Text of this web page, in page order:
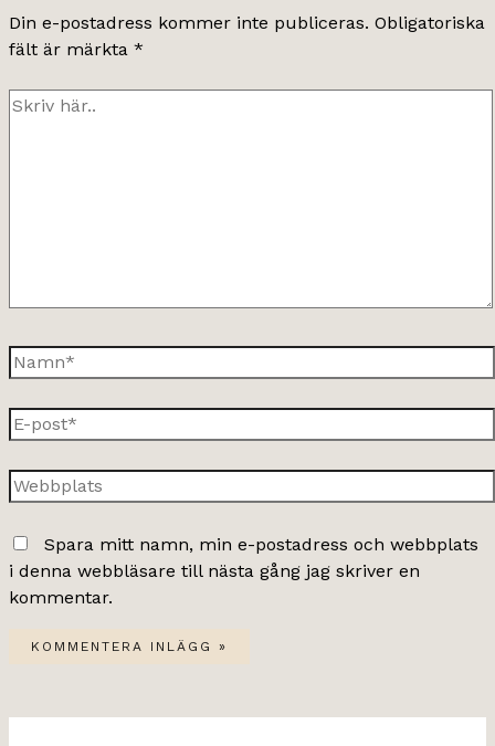
Din e-postadress kommer inte publiceras. Obligatoriska
fält är märkta *
Skriv
Namn*
E-
post*
Webbplats
Spara mitt namn, min e-postadress och webbplats
i denna webbläsare till nästa gång jag skriver en
kommentar.